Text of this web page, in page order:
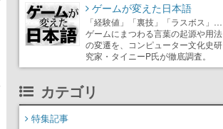
ゲームが変えた日本語
「経験値」「裏技」「ラスボス」…
ゲームにまつわる言葉の起源や用法
の変遷を、コンピューター文化史研
究家・タイニーP氏が徹底調査。
カテゴリ
特集記事